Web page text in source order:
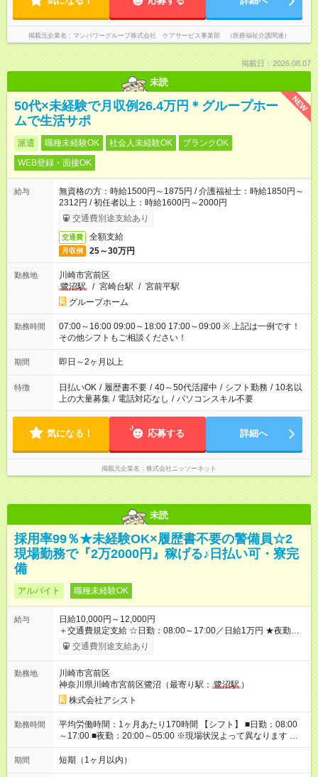
掲載元企業名 マンパワーグループ株式会社 ケアサービス事業部 （医療福祉介護関連）
掲載日：2026.08.07
未読
NEW
50代×未経験で月収例26.4万円＊グループホー
ムで生活サポ
派遣 職種未経験OK 社会人未経験OK
ブランクOK
WEB登録・面接OK
給与
無資格の方：時給1500円～1875円 / 介護福祉士：時給1850円～
2312円 / 初任者以上：時給1600円～2000円
交通費別途支給あり
交通費 全額支給
月収例 25～30万円
勤務地
川崎市宮前区
鷺沼駅
/ 宮崎台駅 / 宮前平駅
グループホーム
勤務時間
07:00～16:00 09:00～18:00 17:00～09:00 ※ 上記は一例です！
その他シフトもご相談ください！
期間 即日～2ヶ月以上
特徴 日払いOK / 履歴書不要 / 40～50代活躍中 / シフト勤務 / 10名以
上の大量募集 / 電話対応なし / パソコンスキル不要
気になる！ 応募する 詳細へ
掲載元企業名 株式会社ニッソーネット
未読
採用率99％★未経験OK×履歴書不要の警備員☆2
現場勤務で『2万2000円』稼げる♪日払い可・寮完
備
アルバイト 職種未経験OK
給与
日給10,000円～12,000円
＋交通費規定支給 ☆日勤：08:00～17:00／日給1万円 ★夜勤：
20:00～05:00／日給1万2000円 -:+:-:+:-:+:-:+:-:+:- 日勤＋夜勤で 1
日『2万2000円』も稼げる！ -:+:-:+:-:+:-:+:-:+:- ■選べる支払い方
べる！ 日払いは、当日に『現金全額』手渡しです♪ ■残業手当
別途支給 ■日給全額保障あり ┗予定時間より早く終わっても日給
は満額支給！ ■資格手当あり ┗施設警備2級など 【試用期間】
試用期間なし
交通費別途支給あり
勤務地
川崎市宮前区
神奈川県川崎市宮前区鷺沼（最寄り駅： 鷺沼駅 ）
株式会社アシスト
勤務時間
平均労働時間：1ヶ月あたり170時間 【シフト】 ■日勤：08:00
～17:00 ■夜勤：20:00～05:00 ※現場状況よって異なります ※早
く終われば1現場4～8時間勤務もあり ☆週3～勤務OK！ ☆現場
が早く終わっても日給全額保証！ ☆ご希望の方は「日勤＋夜
期間 短期（1ヶ月以内）